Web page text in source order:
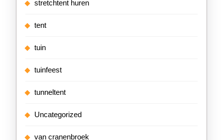
stretchtent huren
tent
tuin
tuinfeest
tunneltent
Uncategorized
van cranenbroek